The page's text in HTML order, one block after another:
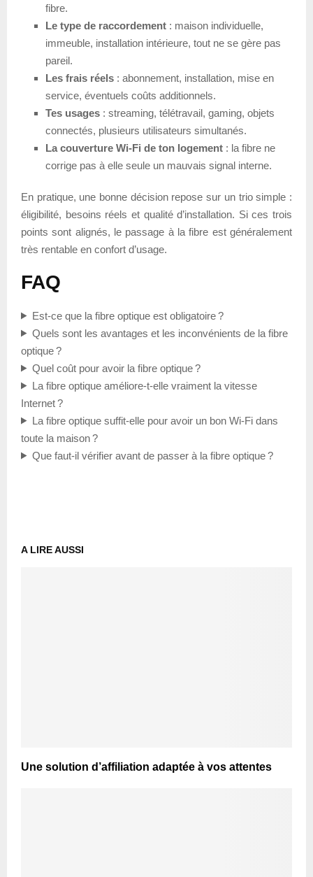
fibre.
Le type de raccordement : maison individuelle,
immeuble, installation intérieure, tout ne se gère pas
pareil.
Les frais réels : abonnement, installation, mise en
service, éventuels coûts additionnels.
Tes usages : streaming, télétravail, gaming, objets
connectés, plusieurs utilisateurs simultanés.
La couverture Wi-Fi de ton logement : la fibre ne
corrige pas à elle seule un mauvais signal interne.
En pratique, une bonne décision repose sur un trio simple :
éligibilité, besoins réels et qualité d’installation. Si ces trois
points sont alignés, le passage à la fibre est généralement
très rentable en confort d’usage.
FAQ
Est-ce que la fibre optique est obligatoire ?
Quels sont les avantages et les inconvénients de la fibre
optique ?
Quel coût pour avoir la fibre optique ?
La fibre optique améliore-t-elle vraiment la vitesse
Internet ?
La fibre optique suffit-elle pour avoir un bon Wi-Fi dans
toute la maison ?
Que faut-il vérifier avant de passer à la fibre optique ?
A LIRE AUSSI
Une solution d’affiliation adaptée à vos attentes